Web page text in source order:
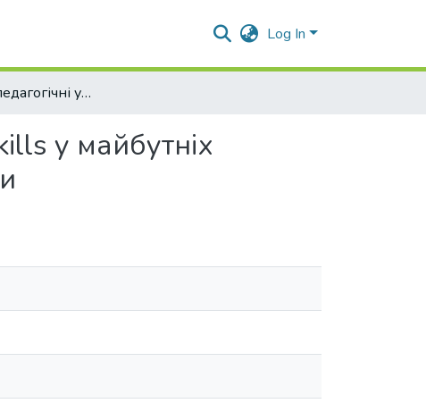
Log In
Психолого-педагогічні умови формування soft skills у майбутніх викладачів ЗВО у процесі професійної підготовки
у майбутніх